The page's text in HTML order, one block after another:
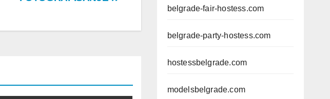
belgrade-fair-hostess.com
belgrade-party-hostess.com
hostessbelgrade.com
modelsbelgrade.com